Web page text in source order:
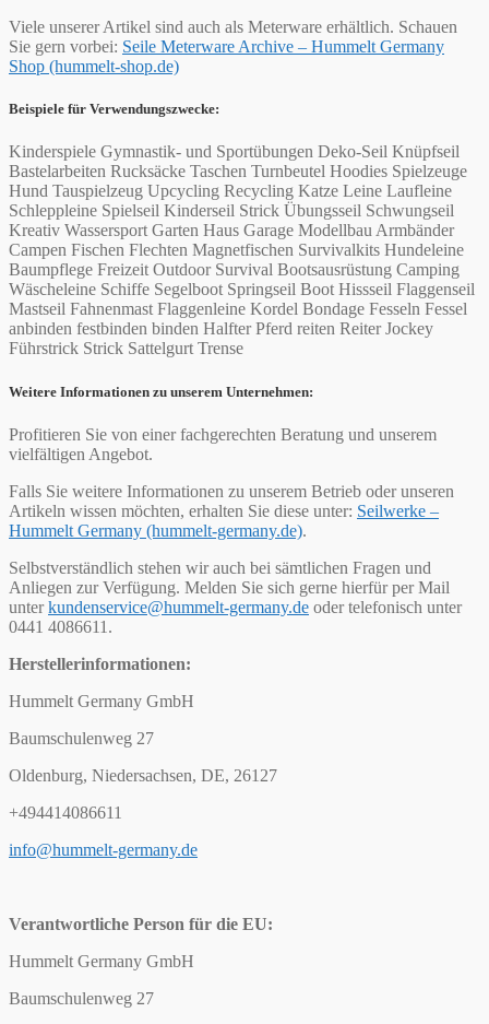
Viele unserer Artikel sind auch als Meterware erhältlich. Schauen
Sie gern vorbei: Seile Meterware Archive – Hummelt Germany
Shop (hummelt-shop.de)
Beispiele für Verwendungszwecke:
Kinderspiele Gymnastik- und Sportübungen Deko-Seil Knüpfseil
Bastelarbeiten Rucksäcke Taschen Turnbeutel Hoodies Spielzeuge
Hund Tauspielzeug Upcycling Recycling Katze Leine Laufleine
Schleppleine Spielseil Kinderseil Strick Übungsseil Schwungseil
Kreativ Wassersport Garten Haus Garage Modellbau Armbänder
Campen Fischen Flechten Magnetfischen Survivalkits Hundeleine
Baumpflege Freizeit Outdoor Survival Bootsausrüstung Camping
Wäscheleine Schiffe Segelboot Springseil Boot Hissseil Flaggenseil
Mastseil Fahnenmast Flaggenleine Kordel Bondage Fesseln Fessel
anbinden festbinden binden Halfter Pferd reiten Reiter Jockey
Führstrick Strick Sattelgurt Trense
Weitere Informationen zu unserem Unternehmen:
Profitieren Sie von einer fachgerechten Beratung und unserem
vielfältigen Angebot.
Falls Sie weitere Informationen zu unserem Betrieb oder unseren
Artikeln wissen möchten, erhalten Sie diese unter: Seilwerke –
Hummelt Germany (hummelt-germany.de).
Selbstverständlich stehen wir auch bei sämtlichen Fragen und
Anliegen zur Verfügung. Melden Sie sich gerne hierfür per Mail
unterkundenservice@hummelt-germany.de oder telefonisch unter
0441 4086611.
Herstellerinformationen:
Hummelt Germany GmbH
Baumschulenweg 27
Oldenburg, Niedersachsen, DE, 26127
+494414086611
info@hummelt-germany.de
Verantwortliche Person für die EU:
Hummelt Germany GmbH
Baumschulenweg 27